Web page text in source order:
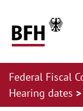
Federal Fiscal
Hearing dates